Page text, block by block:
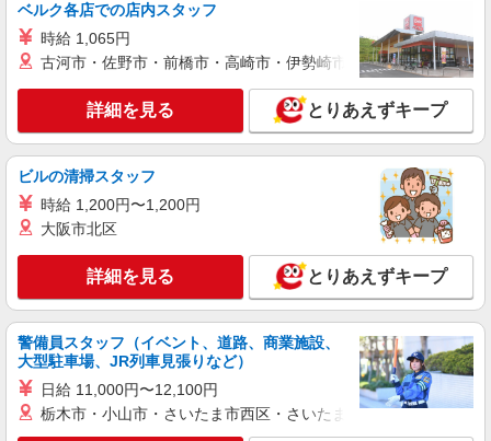
ベルク各店での店内スタッフ
時給 1,065円
古河市・佐野市・前橋市・高崎市・伊勢崎市・太田市・館林市
詳細を見る とりあえずキープ
ビルの清掃スタッフ
時給 1,200円〜1,200円
大阪市北区
詳細を見る とりあえずキープ
警備員スタッフ（イベント、道路、商業施設、
大型駐車場、JR列車見張りなど）
日給 11,000円〜12,100円
栃木市・小山市・さいたま市西区・さいたま市岩槻区・久喜市・